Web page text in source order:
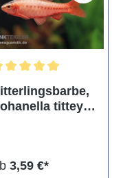
von 5 Sternen
titteya,
3,59 €*